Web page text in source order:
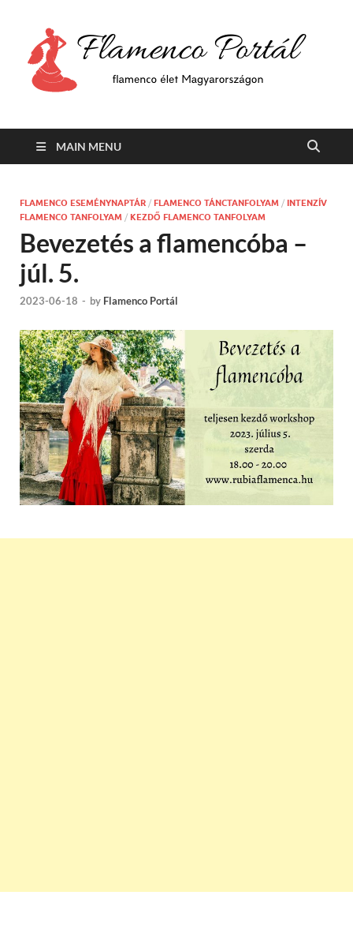
MAIN MENU
FLAMENCO ESEMÉNYNAPTÁR / FLAMENCO TÁNCTANFOLYAM / INTENZÍV
FLAMENCO TANFOLYAM / KEZDŐ FLAMENCO TANFOLYAM
Bevezetés a flamencóba –
júl. 5.
2023-06-18 - by Flamenco Portál